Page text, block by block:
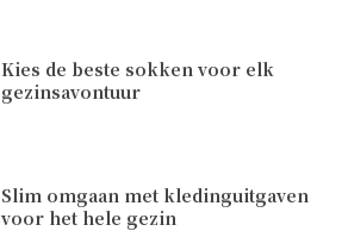
Kies de beste sokken voor elk
gezinsavontuur
Slim omgaan met kledinguitgaven
voor het hele gezin